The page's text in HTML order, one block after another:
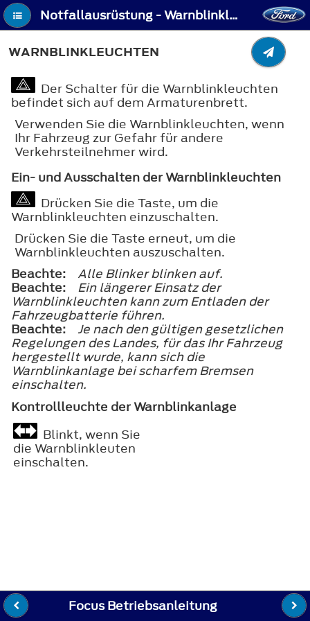
Notfallausrüstung - Warnblinkleuchten
WARNBLINKLEUCHTEN
Der Schalter für die Warnblinkleuchten
befindet sich auf dem Armaturenbrett.
Verwenden Sie die Warnblinkleuchten, wenn
Ihr Fahrzeug zur Gefahr für andere
Verkehrsteilnehmer wird.
Ein- und Ausschalten der Warnblinkleuchten
Drücken Sie die Taste, um die
Warnblinkleuchten einzuschalten.
Drücken Sie die Taste erneut, um die
Warnblinkleuchten auszuschalten.
Beachte:
Alle Blinker blinken auf.
Beachte:
Ein längerer Einsatz der
Warnblinkleuchten kann zum Entladen der
Fahrzeugbatterie führen.
Beachte:
Je nach den gültigen gesetzlichen
Regelungen des Landes, für das Ihr Fahrzeug
hergestellt wurde, kann sich die
Warnblinkanlage bei scharfem Bremsen
einschalten.
Kontrollleuchte der Warnblinkanlage
Blinkt, wenn Sie
die Warnblinkleuten
einschalten.
Focus Betriebsanleitung